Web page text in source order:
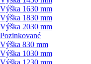
Výška 1630 mm
Výška 1830 mm
Výška 2030 mm
Pozinkované
Výška 830 mm
Výška 1030 mm
Výška 1230 mm